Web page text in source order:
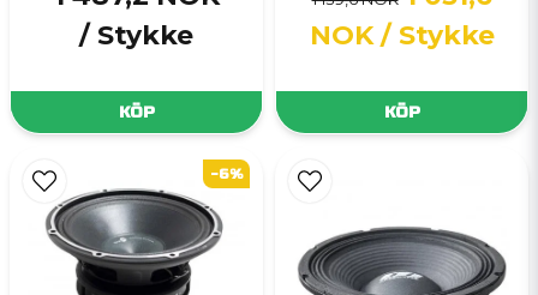
/ Stykke
KÖP
NOK / Stykke
KÖP
-6%